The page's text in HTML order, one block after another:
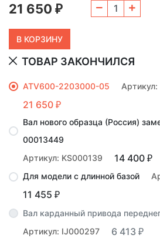
21 650 ₽
ТОВАР ЗАКОНЧИЛСЯ
ATV600-2203000-05
21 650 ₽
Вал нового образца (Россия)
00013449
Артикул: KS000139
14 400 ₽
Для модели с длинной базой
11 455 ₽
Вал карданный привода
Артикул: IJ000297
6 413 ₽